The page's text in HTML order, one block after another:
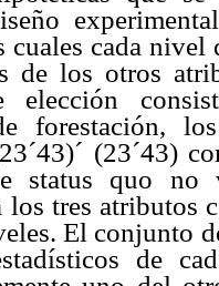
cuales cada
de los otros
elección
forestación,
(23´43)
status quo no
los tres atributos
El conjunto
de